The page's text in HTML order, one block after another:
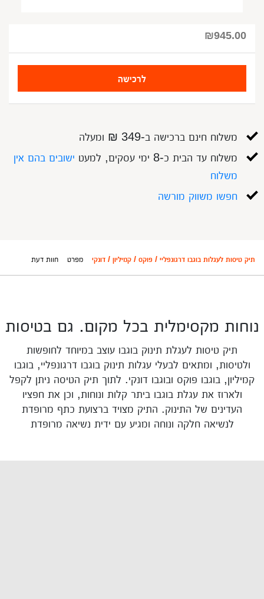
₪945.00
לרכישה
משלוח חינם ברכישה ב-349 ₪ ומעלה
משלוח עד הבית כ-8 ימי עסקים, למעט
ישובים בהם אין
משלוח
חפשו משווק מורשה
תיק טיסות לעגלות בוגבו דרגונפליי / פוקס / קמיליון / דונקי מפרט חוות דעת
נוחות מקסימלית בכל מקום. גם בטיסות
תיק טיסות לעגלת תינוק בוגבו עוצב במיוחד לחופשות
ולטיסות, ומתאים לבעלי עגלות תינוק בוגבו דרגונפליי, בוגבו
קמיליון, בוגבו פוקס ובוגבו דונקי. לתוך תיק הטיסה ניתן לקפל
ולארוז את עגלת בוגבו ביתר קלות ונוחות, וכן את חפציו
העדינים של התינוק. התיק מצויד ברצועת כתף מרופדת
לנשיאה חלקה ונוחה ומגיע עם ידית נשיאה מרופדת